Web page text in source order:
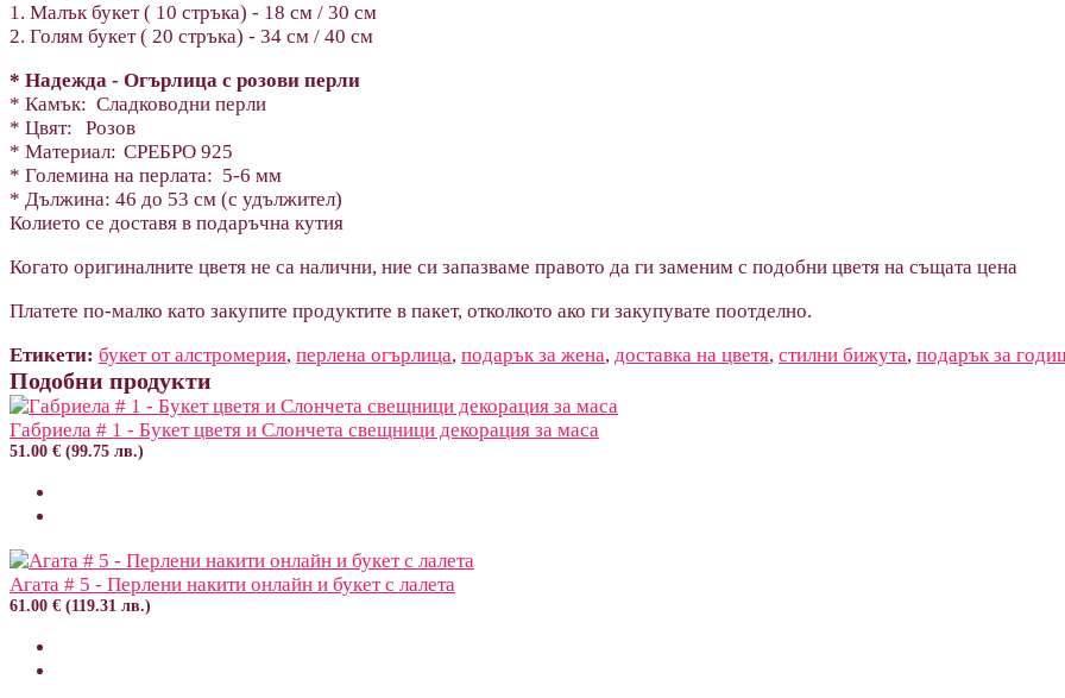
1. Малък букет ( 10 стръка) - 18 см / 30 cм
2. Голям букет ( 20 стръка) - 34 см / 40 cм
* Надежда - Огърлица с розови перли
* Камък: Сладководни перли
* Цвят:
Розов
* Материал: СРЕБРО 925
* Големина на перлата: 5-6 мм
* Дължина: 46 до 53 см (с удължител)
Колието се доставя в подаръчна кутия
Когато оригиналните цветя не са налични, ние си запазваме правото да ги заменим с подобни цветя на същата цена
Платете по-малко като закупите продуктите в пакет, отколкото ако ги закупувате поотделно.
Етикети: букет от алстромерия, перлена огърлица, подарък за жена, доставка на цветя, стилни бижута, подарък за
Подобни продукти
Габриела # 1 - Букет цветя и Слончета свещници декорация за маса
51.00 € (99.75 лв.)
Агата # 5 - Перлени накити онлайн и букет с лалета
61.00 € (119.31 лв.)